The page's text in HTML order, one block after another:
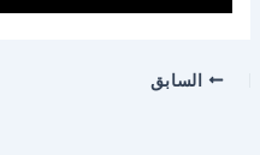
السابق